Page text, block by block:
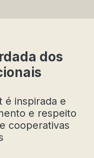
dos
é inspirada e
e respeito
cooperativas